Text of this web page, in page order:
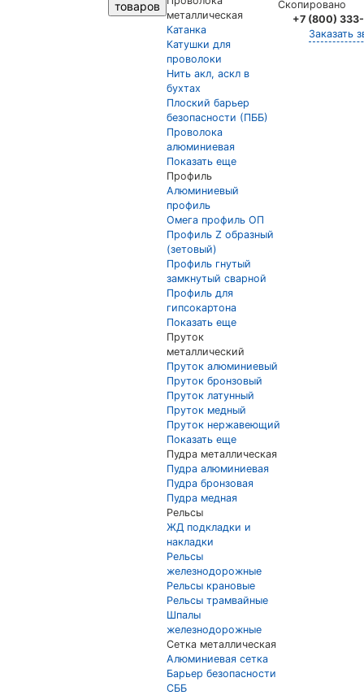
товаров
металлическая
Катанка
Катушки для
проволоки
Нить акл, аскл в
бухтах
Плоский барьер
безопасности (ПББ)
Проволока
алюминиевая
Показать еще
Профиль
Алюминиевый
профиль
Омега профиль ОП
Профиль Z образный
(зетовый)
Профиль гнутый
замкнутый сварной
Профиль для
гипсокартона
Показать еще
Пруток
металлический
Пруток алюминиевый
Пруток бронзовый
Пруток латунный
Пруток медный
Пруток нержавеющий
Показать еще
Пудра металлическая
Пудра алюминиевая
Пудра бронзовая
Пудра медная
Рельсы
ЖД подкладки и
накладки
Рельсы
железнодорожные
Рельсы крановые
Рельсы трамвайные
Шпалы
железнодорожные
Сетка металлическая
Алюминиевая сетка
Барьер безопасности
СББ
Скопировано
+7 (800)
Заказать